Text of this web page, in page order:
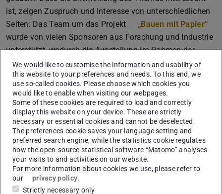
ist, zeigen Zuspruch und Interesse von unterschiedlichen
Seiten: Das Team um das Projekt
„Bauen mit Papier“
wurde von vielen Sponsoren aus Forschung und Industrie
unterstützt, wodurch die Ausstellung im Rahmen der
Biennale der Architektur in Venedig 2021 und im
Deutschen Papiermuseum in Düren 2022 realisiert werden
konnte. Ziel ist der wissenschaftliche Transfer, die
Vermittlung von neuen Ideen und Ansätzen, die Frage
nach neuen Materialien im Bauwesen sowie der Suche
nach neuen Akteurinnen und Akteuren im Bereich von
Rohstoffen, Produkten und Anwendungen.
Ausstellung
22.06.2023, 18.30 Uhr – 21.07.2023, 18.00 Uhr
Führungen
We would like to customise the information and usability of
this website to your preferences and needs. To this end, we
use so-called cookies. Please choose which cookies you
would like to enable when visiting our webpages.
Some of these cookies are required to load and correctly
display this website on your device. These are strictly
necessary or essential cookies and cannot be deselected.
The preferences cookie saves your language setting and
preferred search engine, while the statistics cookie regulates
how the open-source statistical software “Matomo” analyses
your visits to and activities on our website.
For more information about cookies we use, please refer to
our
privacy policy.
Strictly necessary only